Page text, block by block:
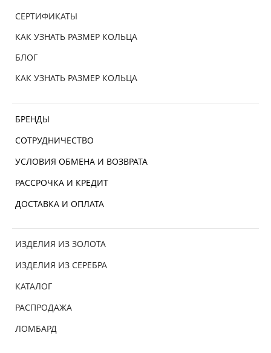
СЕРТИФИКАТЫ
КАК УЗНАТЬ РАЗМЕР КОЛЬЦА
БЛОГ
КАК УЗНАТЬ РАЗМЕР КОЛЬЦА
БРЕНДЫ
СОТРУДНИЧЕСТВО
УСЛОВИЯ ОБМЕНА И ВОЗВРАТА
РАССРОЧКА И КРЕДИТ
ДОСТАВКА И ОПЛАТА
ИЗДЕЛИЯ ИЗ ЗОЛОТА
ИЗДЕЛИЯ ИЗ СЕРЕБРА
КАТАЛОГ
РАСПРОДАЖА
ЛОМБАРД